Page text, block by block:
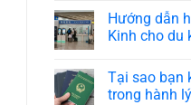
Hướng dẫn
Kinh cho du
Tại sao bạn
trong hành